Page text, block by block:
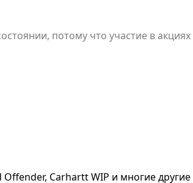
потому что участие в
со скидкой, а оформление заказа
досрочно.
Carhartt WIP и многие другие